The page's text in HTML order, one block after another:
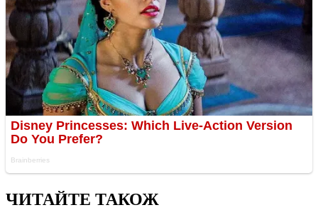
ЧИТАЙТЕ ТАКОЖ